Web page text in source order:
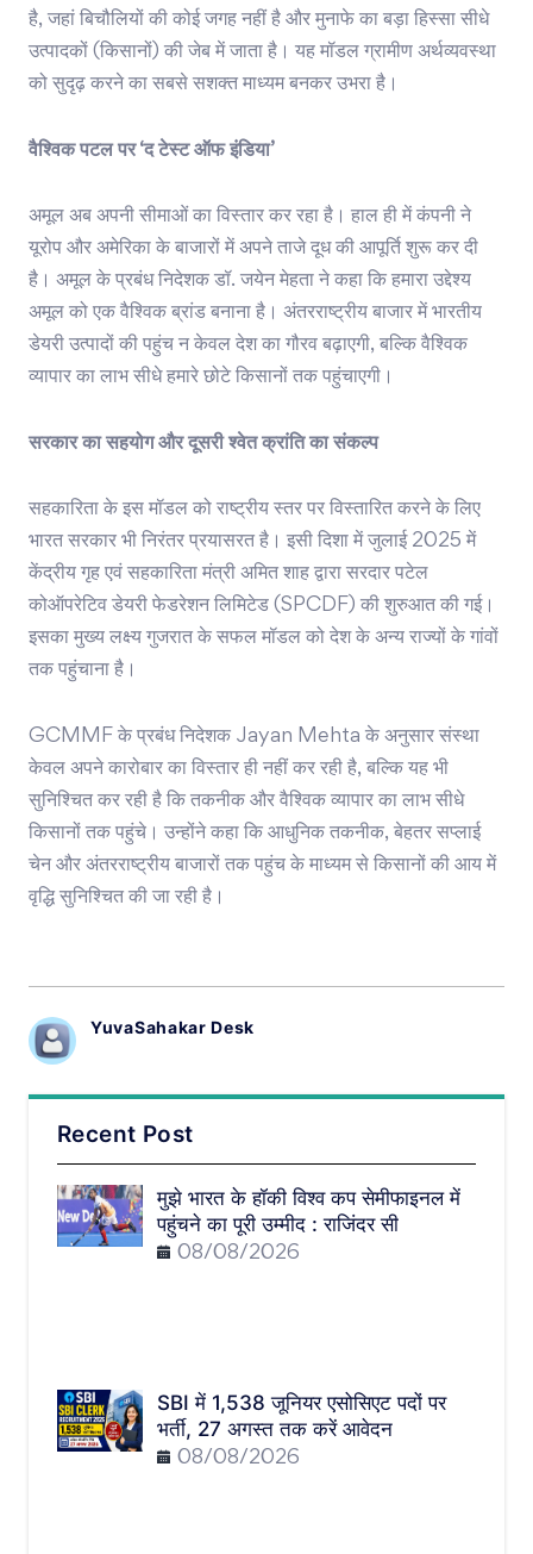
है, जहां बिचौलियों की कोई जगह नहीं है और मुनाफे का बड़ा हिस्सा सीधे
उत्पादकों (किसानों) की जेब में जाता है। यह मॉडल ग्रामीण अर्थव्यवस्था
को सुदृढ़ करने का सबसे सशक्त माध्यम बनकर उभरा है।
वैश्विक पटल पर ‘द टेस्ट ऑफ इंडिया’
अमूल अब अपनी सीमाओं का विस्तार कर रहा है। हाल ही में कंपनी ने
यूरोप और अमेरिका के बाजारों में अपने ताजे दूध की आपूर्ति शुरू कर दी
है। अमूल के प्रबंध निदेशक डॉ. जयेन मेहता ने कहा कि हमारा उद्देश्य
अमूल को एक वैश्विक ब्रांड बनाना है। अंतरराष्ट्रीय बाजार में भारतीय
डेयरी उत्पादों की पहुंच न केवल देश का गौरव बढ़ाएगी, बल्कि वैश्विक
व्यापार का लाभ सीधे हमारे छोटे किसानों तक पहुंचाएगी।
सरकार का सहयोग और दूसरी श्वेत क्रांति का संकल्प
सहकारिता के इस मॉडल को राष्ट्रीय स्तर पर विस्तारित करने के लिए
भारत सरकार भी निरंतर प्रयासरत है। इसी दिशा में जुलाई 2025 में
केंद्रीय गृह एवं सहकारिता मंत्री अमित शाह द्वारा सरदार पटेल
कोऑपरेटिव डेयरी फेडरेशन लिमिटेड (SPCDF) की शुरुआत की गई।
इसका मुख्य लक्ष्य गुजरात के सफल मॉडल को देश के अन्य राज्यों के गांवों
तक पहुंचाना है।
GCMMF के प्रबंध निदेशक Jayan Mehta के अनुसार संस्था
केवल अपने कारोबार का विस्तार ही नहीं कर रही है, बल्कि यह भी
सुनिश्चित कर रही है कि तकनीक और वैश्विक व्यापार का लाभ सीधे
किसानों तक पहुंचे। उन्होंने कहा कि आधुनिक तकनीक, बेहतर सप्लाई
चेन और अंतरराष्ट्रीय बाजारों तक पहुंच के माध्यम से किसानों की आय में
वृद्धि सुनिश्चित की जा रही है।
YuvaSahakar Desk
Recent Post
मुझे भारत के हॉकी विश्व कप सेमीफाइनल में
पहुंचने का पूरी उम्मीद : राजिंदर सी
08/08/2026
SBI में 1,538 जूनियर एसोसिएट पदों पर
भर्ती, 27 अगस्त तक करें आवेदन
08/08/2026